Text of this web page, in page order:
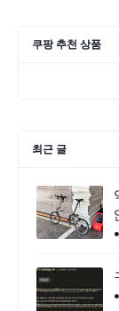
쿠팡 추천 상품
최근 글